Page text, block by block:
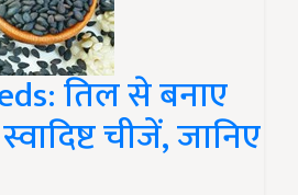
तिल से बनाए
चीजें, जानिए